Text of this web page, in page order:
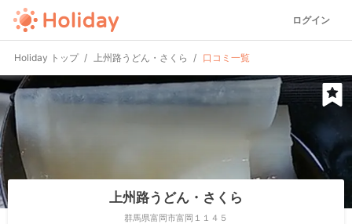
ログイン
Holiday トップ 上州路うどん・さくら 口コミ一覧
上州路うどん・さくら
群馬県富岡市富岡１１４５